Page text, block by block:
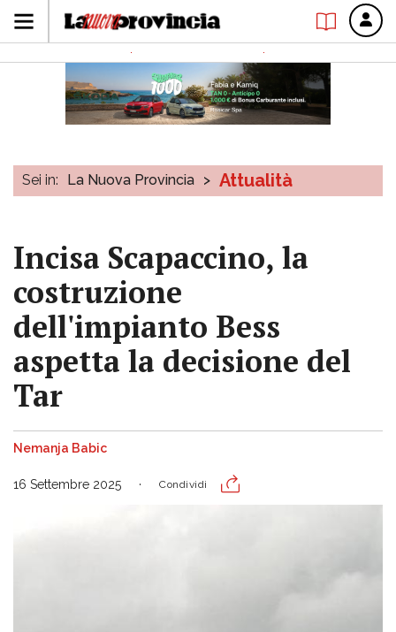
Sei in: La Nuova Provincia > Attualità
Incisa Scapaccino, la
costruzione
dell'impianto Bess
aspetta la decisione del
Tar
Nemanja Babic
16 Settembre 2025 Condividi